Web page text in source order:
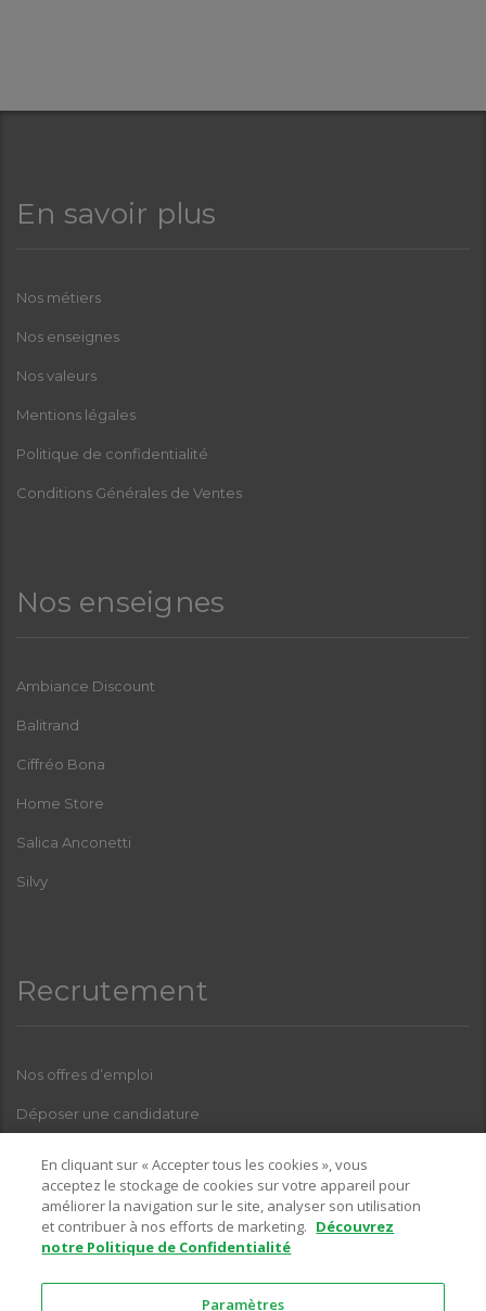
En savoir plus
Nos métiers
Nos enseignes
Nos valeurs
Mentions légales
Politique de confidentialité
Conditions Générales de Ventes
Nos enseignes
Ambiance Discount
Balitrand
Ciffréo Bona
Home Store
Salica Anconetti
Silvy
Recrutement
Nos offres d’emploi
Déposer une candidature
Pour toutes questions relatives à l’une de nos enseignes, sur la
partie recrutement, vous pouvez nous contacter sur l’adresse email
suivante :
En cliquant sur « Accepter tous les cookies », vous
acceptez le stockage de cookies sur votre appareil pour
améliorer la navigation sur le site, analyser son utilisation
et contribuer à nos efforts de marketing. Découvrez
notre Politique de Confidentialité
Paramètres